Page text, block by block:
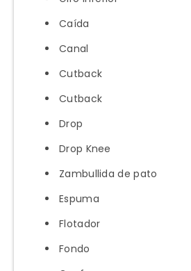
Caída
Canal
Cutback
Cutback
Drop
Drop Knee
Zambullida de pato
Espuma
Flotador
Fondo